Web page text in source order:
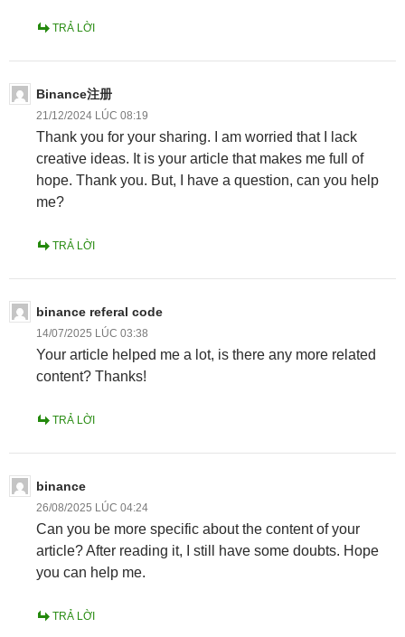
TRẢ LỜI
Binance注册
21/12/2024 LÚC 08:19
Thank you for your sharing. I am worried that I lack
creative ideas. It is your article that makes me full of
hope. Thank you. But, I have a question, can you help
me?
TRẢ LỜI
binance referal code
14/07/2025 LÚC 03:38
Your article helped me a lot, is there any more related
content? Thanks!
TRẢ LỜI
binance
26/08/2025 LÚC 04:24
Can you be more specific about the content of your
article? After reading it, I still have some doubts. Hope
you can help me.
TRẢ LỜI